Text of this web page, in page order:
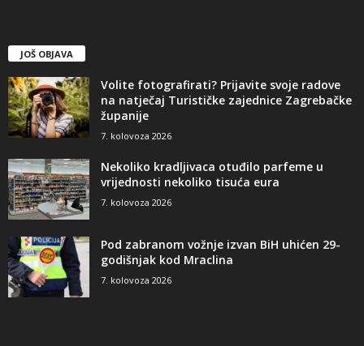
JOŠ OBJAVA
Volite fotografirati? Prijavite svoje radove
na natječaj Turističke zajednice Zagrebačke
županije
7. kolovoza 2026
Nekoliko kradljivaca otuđilo parfeme u
vrijednosti nekoliko tisuća eura
7. kolovoza 2026
Pod zabranom vožnje izvan BiH uhićen 29-
godišnjak kod Mraclina
7. kolovoza 2026